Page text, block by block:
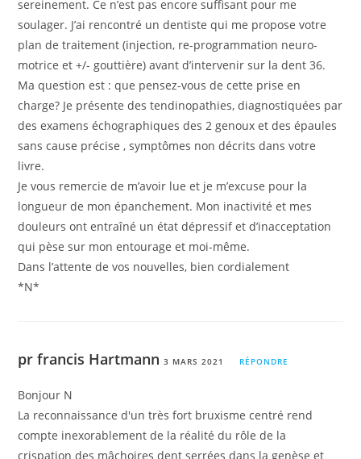
sereinement. Ce n’est pas encore suffisant pour me
soulager. J’ai rencontré un dentiste qui me propose votre
plan de traitement (injection, re-programmation neuro-
motrice et +/- gouttière) avant d’intervenir sur la dent 36.
Ma question est : que pensez-vous de cette prise en
charge? Je présente des tendinopathies, diagnostiquées par
des examens échographiques des 2 genoux et des épaules
sans cause précise , symptômes non décrits dans votre
livre.
Je vous remercie de m’avoir lue et je m’excuse pour la
longueur de mon épanchement. Mon inactivité et mes
douleurs ont entraîné un état dépressif et d’inacceptation
qui pèse sur mon entourage et moi-même.
Dans l’attente de vos nouvelles, bien cordialement
*N*
pr francis Hartmann 3 MARS 2021 RÉPONDRE
Bonjour N
La reconnaissance d'un très fort bruxisme centré rend
compte inexorablement de la réalité du rôle de la
crispation des mâchoires dent serrées dans la genèse et